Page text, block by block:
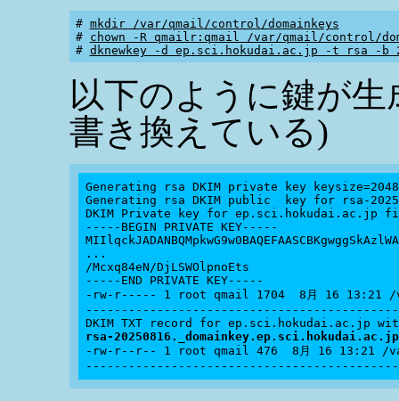
# mkdir /var/qmail/control/domainkeys
# chown -R qmailr:qmail /var/qmail/control/
# dknewkey -d ep.sci.hokudai.ac.jp -t rsa -b
以下のように鍵が
書き換えている)
Generating rsa DKIM private key
Generating rsa DKIM public  key for rsa-
DKIM Private key for ep.sci.hokudai.ac.jp
-----BEGIN PRIVATE KEY-----
...
/Mcxq84eN/DjLSWOlpnoEts
-----END PRIVATE KEY-----
-rw-r----- 1 root qmail 1704  8月 16 13:21 /
rsa-
-rw-r--r-- 1 root qmail 476  8月 16 13:21 /